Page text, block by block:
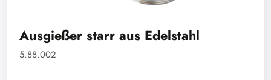
Ausgießer starr aus Edelstahl
5.88.002